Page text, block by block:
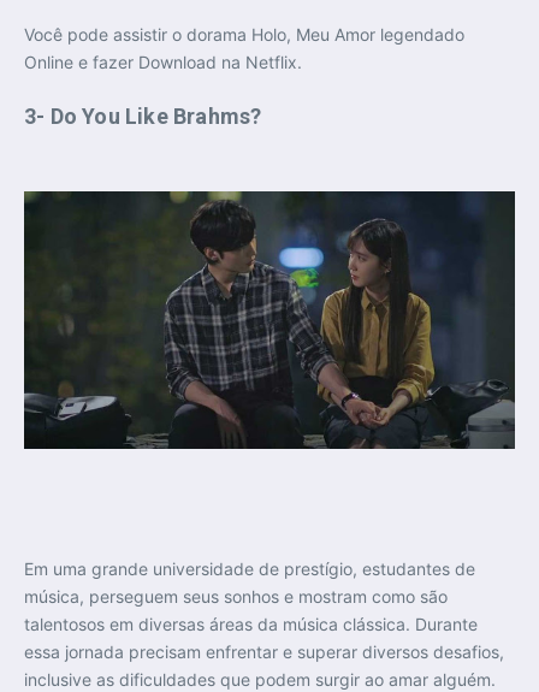
Você pode assistir o dorama Holo, Meu Amor legendado
Online e fazer Download na Netflix.
3- Do You Like Brahms?
Em uma grande universidade de prestígio, estudantes de
música, perseguem seus sonhos e mostram como são
talentosos em diversas áreas da música clássica. Durante
essa jornada precisam enfrentar e superar diversos desafios,
inclusive as dificuldades que podem surgir ao amar alguém.